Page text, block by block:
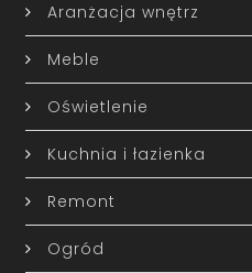
Aranżacja wnętrz
Meble
Oświetlenie
Kuchnia i łazienka
Remont
Ogród